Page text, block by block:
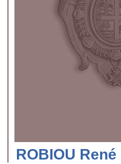
ROBIOU René